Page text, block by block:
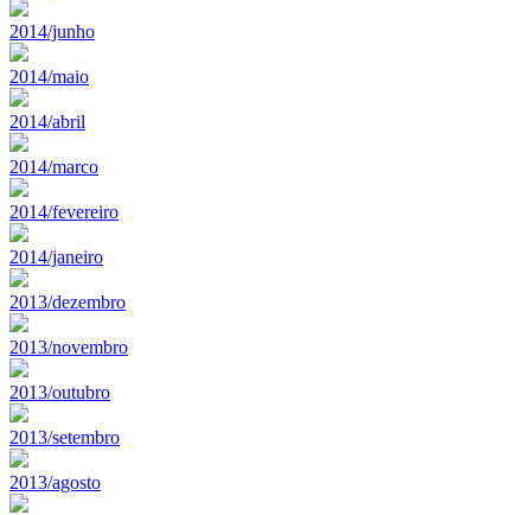
2014/junho
2014/maio
2014/abril
2014/marco
2014/fevereiro
2014/janeiro
2013/dezembro
2013/novembro
2013/outubro
2013/setembro
2013/agosto